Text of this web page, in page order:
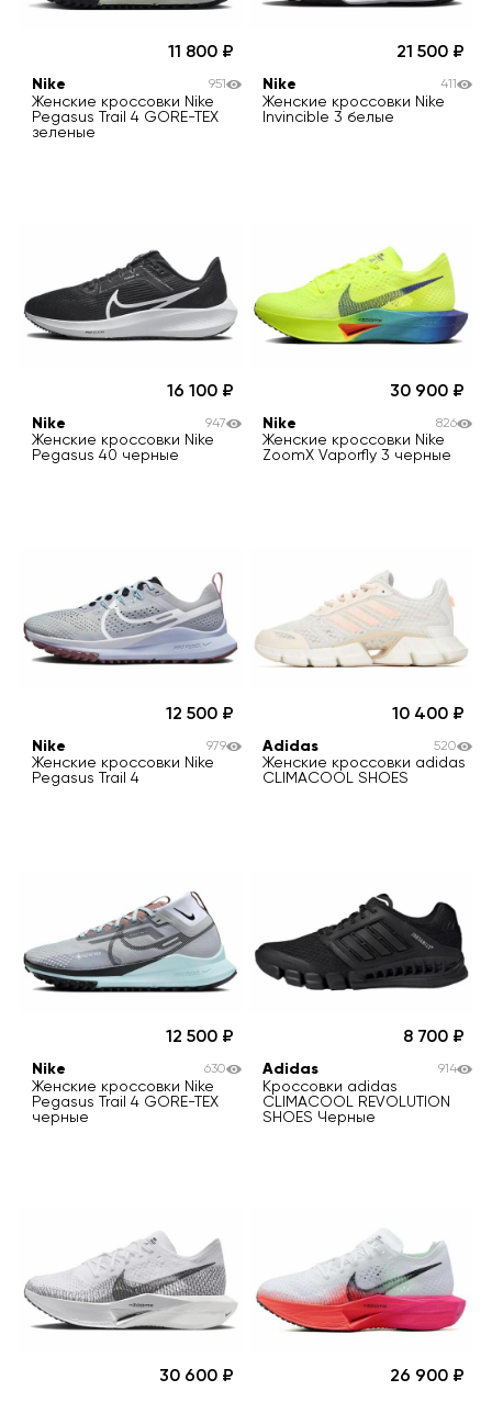
11 800
Nike
Женские кроссовки Nike
Pegasus Trail 4 GORE-TEX
зеленые
951
21 500
Nike
Женские кроссовки Nike
Invincible 3 белые
411
16 100
Nike
Женские кроссовки Nike
Pegasus 40 черные
947
30 900
Nike
Женские кроссовки Nike
ZoomX Vaporfly 3 черные
826
12 500
Nike
Женские кроссовки Nike
Pegasus Trail 4
979
10 400
Adidas
Женские кроссовки adidas
CLIMACOOL SHOES
520
12 500
Nike
Женские кроссовки Nike
Pegasus Trail 4 GORE-TEX
черные
630
8 700
Adidas
Кроссовки adidas
CLIMACOOL REVOLUTION
SHOES Черные
914
30 600 26 900